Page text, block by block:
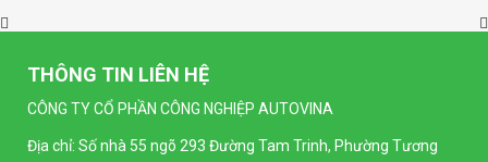
THÔNG TIN LIÊN HỆ
CÔNG TY CỔ PHẦN CÔNG NGHIỆP AUTOVINA
Địa chỉ: Số nhà 55 ngõ 293 Đường Tam Trinh, Phường Tương